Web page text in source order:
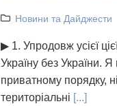
Новини та Дайджести
▶ 1. Упродовж усієї
Україну без України.
приватному порядку,
територіальні [...]